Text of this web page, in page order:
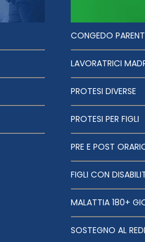
CONGEDO
LAVORATRICI
PROTESI DIVERSE
PROTESI PER FIGLI
PRE E POST
FIGLI CON
MALATTIA 180+
SOSTEGNO AL